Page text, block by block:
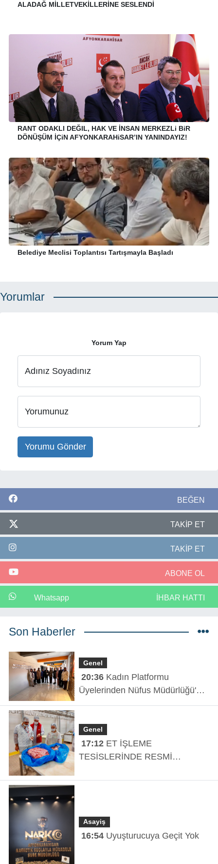
ALADAĞ MİLLETVEKİLLERİNE SESLENDİ
RANT ODAKLI DEĞIL, HAK VE İNSAN MERKEZLi BiR
DÖNÜŞÜM İÇiN AFYONKARAHiSAR’IN YANINDAYIZ!
Belediye Meclisi Toplantısı Tartışmayla Başladı
Yorumlar
Yorum Yap
Adınız Soyadınız
Yorumunuz
Yorumu Gönder
BEĞEN
TAKİP ET
TAKİP ET
ABONE OL
Whatsapp İHBAR HATTI
Son Haberler
Genel
20:36Kadın Platformu
Üyelerinden Nüfus Müdürlüğü'ne
Ziyaret
Genel
17:12ET İŞLEME
TESİSLERİNDE RESMİ
Asayiş
16:54 Uyuşturucuya Geçit Yok